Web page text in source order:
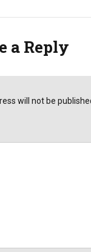
a Reply
will not be